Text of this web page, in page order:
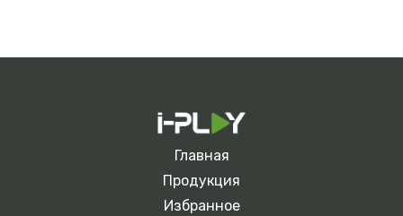
Главная
Продукция
Избранное